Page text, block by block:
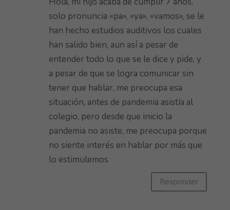
solo pronuncia «pa», «ya», «vamos», se le
han hecho estudios auditivos los cuales
han salido bien, aun así a pesar de
entender todo lo que se le dice y pide, y
a pesar de que se logra comunicar sin
tener que hablar, me preocupa esa
situación, antes de pandemia asistía al
colegio, pero desde que inicio la
pandemia no asiste, me preocupa porque
no siente interés en hablar por más que
lo estimulemos
Responder